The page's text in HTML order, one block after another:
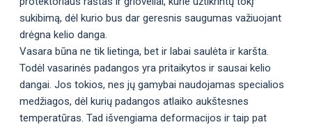
sukibimą, dėl kurio bus dar geresnis saugumas važiuojant
drėgna kelio danga.
Vasara būna ne tik lietinga, bet ir labai saulėta ir karšta.
Todėl vasarinės padangos yra pritaikytos ir sausai kelio
dangai. Jos tokios, nes jų gamybai naudojamas specialios
medžiagos, dėl kurių padangos atlaiko aukštesnes
temperatūras. Tad išvengiama deformacijos ir taip pat